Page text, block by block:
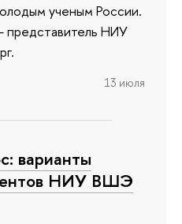
ученым России.
представитель НИУ
13 июля
варианты
НИУ ВШЭ